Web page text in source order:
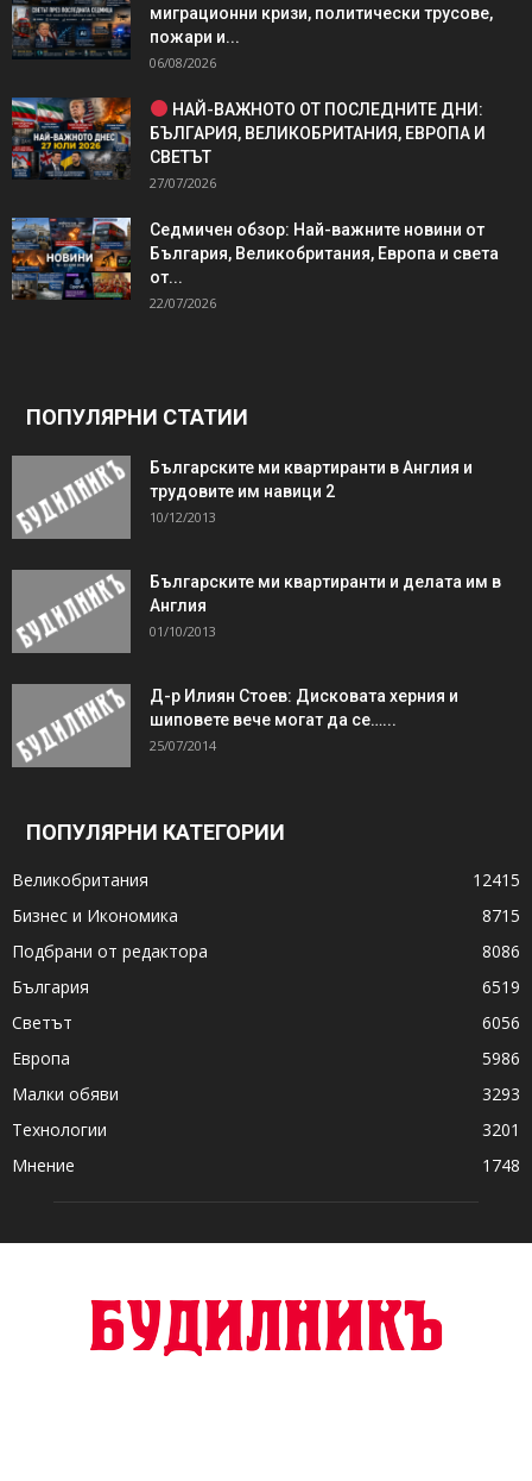
миграционни кризи, политически трусове,
пожари и...
06/08/2026
НАЙ-ВАЖНОТО ОТ ПОСЛЕДНИТЕ ДНИ:
БЪЛГАРИЯ, ВЕЛИКОБРИТАНИЯ, ЕВРОПА И
СВЕТЪТ
27/07/2026
Седмичен обзор: Най-важните новини от
България, Великобритания, Европа и света
от...
22/07/2026
ПОПУЛЯРНИ СТАТИИ
Българските ми квартиранти в Англия и
трудовите им навици 2
10/12/2013
Българските ми квартиранти и делата им в
Англия
01/10/2013
Д-р Илиян Стоев: Дисковата херния и
шиповете вече могат да се…...
25/07/2014
ПОПУЛЯРНИ КАТЕГОРИИ
Великобритания
12415
Бизнес и Икономика
8715
Подбрани от редактора
8086
България
6519
Светът
6056
Европа
5986
Малки обяви
3293
Технологии
3201
Мнение
1748